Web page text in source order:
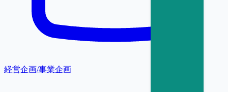
経営企画/事業企画